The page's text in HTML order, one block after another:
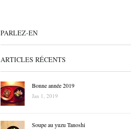
PARLEZ-EN
ARTICLES RÉCENTS
Bonne année 2019
Jan 1, 2019
Soupe au yuzu Tanoshi